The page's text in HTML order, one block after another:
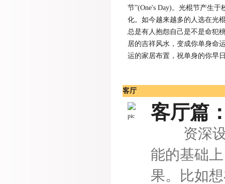
节”(One's Day)。光棍节产生
化。如今越来越多的人选在光
总是有人抱怨自己是不是命犯
居的吉祥风水，变成你单身命
运的家居布置，祝单身的你早
客厅
客厅篇
资深设计
能的基础
果。比如